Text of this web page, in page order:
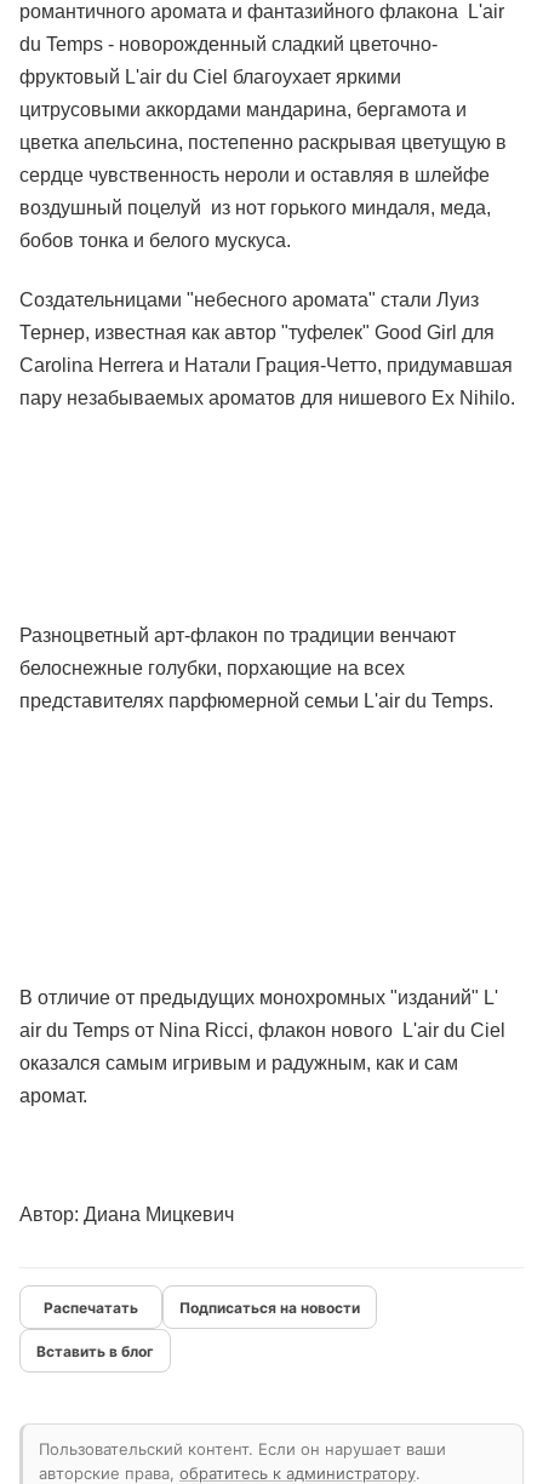
романтичного аромата и фантазийного флакона L'air
du Temps - новорожденный сладкий цветочно-
фруктовый L'air du Ciel благоухает яркими
цитрусовыми аккордами мандарина, бергамота и
цветка апельсина, постепенно раскрывая цветущую в
сердце чувственность нероли и оставляя в шлейфе
воздушный поцелуй из нот горького миндаля, меда,
бобов тонка и белого мускуса.
Создательницами "небесного аромата" стали Луиз
Тернер, известная как автор "туфелек" Good Girl для
Carolina Herrera и Натали Грация-Четто, придумавшая
пару незабываемых ароматов для нишевого Ex Nihilo.
Разноцветный арт-флакон по традиции венчают
белоснежные голубки, порхающие на всех
представителях парфюмерной семьи L'air du Temps.
В отличие от предыдущих монохромных "изданий" L'
air du Temps от Nina Ricci, флакон нового L'air du Ciel
оказался самым игривым и радужным, как и сам
аромат.
Автор: Диана Мицкевич
Подписаться на новости
Вставить в блог
Пользовательский контент. Если он нарушает ваши
авторские права, обратитесь к администратору.